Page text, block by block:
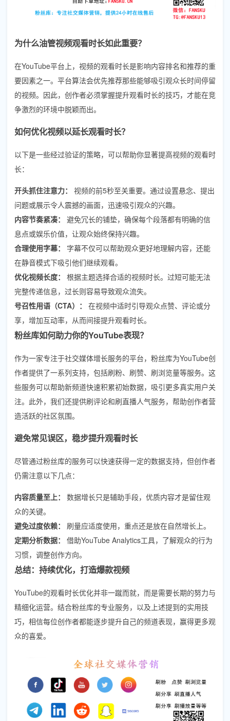
为什么油管视频观看时长如此重要？
在YouTube平台上，视频的观看时长是影响内容排名和推荐的重
要因素之一。平台算法会优先推荐那些能够吸引观众长时间停留
的视频。因此，创作者必须掌握提升观看时长的技巧，才能在竞
争激烈的环境中脱颖而出。
如何优化视频以延长观看时长？
以下是一些经过验证的策略，可以帮助你显著提高视频的观看时
长：
开头抓住注意力：
视频的前5秒至关重要。通过设置悬念、提出
问题或展示令人震撼的画面，迅速吸引观众的兴趣。
内容节奏紧凑：
避免冗长的铺垫，确保每个段落都有明确的信
息点或娱乐价值，让观众始终保持兴趣。
合理使用字幕：
字幕不仅可以帮助观众更好地理解内容，还能
在静音模式下吸引他们继续观看。
优化视频长度：
根据主题选择合适的视频时长。过短可能无法
完整传递信息，过长则容易导致观众流失。
号召性用语（CTA）：
在视频中适时引导观众点赞、评论或分
享，增加互动率，从而间接提升观看时长。
粉丝库如何助力你的YouTube表现？
作为一家专注于社交媒体增长服务的平台，粉丝库为YouTube创
作者提供了一系列支持，包括刷粉、刷赞、刷浏览量等服务。这
些服务可以帮助新频道快速积累初始数据，吸引更多真实用户关
注。此外，我们还提供刷评论和刷直播人气服务，帮助创作者营
造活跃的社区氛围。
避免常见误区，稳步提升观看时长
尽管通过粉丝库的服务可以快速获得一定的数据支持，但创作者
仍需注意以下几点：
内容质量至上：
数据增长只是辅助手段，优质内容才是留住观
众的关键。
避免过度依赖：
刷量应适度使用，重点还是放在自然增长上。
定期分析数据：
借助YouTube Analytics工具，了解观众的行为
习惯，调整创作方向。
总结：持续优化，打造爆款视频
YouTube的观看时长优化并非一蹴而就，而是需要长期的努力与
精细化运营。结合粉丝库的专业服务，以及上述提到的实用技
巧，相信每位创作者都能逐步提升自己的频道表现，赢得更多观
众的喜爱。